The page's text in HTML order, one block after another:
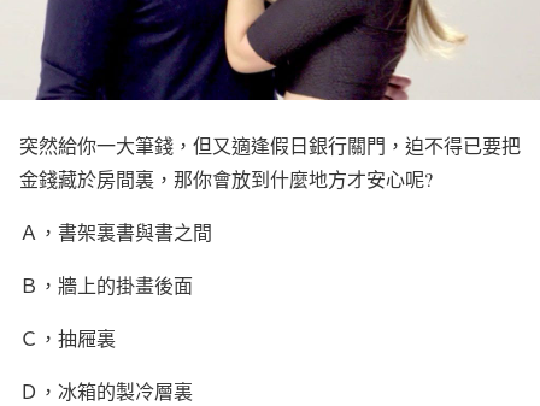
突然給你一大筆錢，但又適逢假日銀行關門，迫不得已要把
金錢藏於房間裏，那你會放到什麼地方才安心呢?
Ａ，書架裏書與書之間
Ｂ，牆上的掛畫後面
Ｃ，抽屜裏
Ｄ，冰箱的製冷層裏